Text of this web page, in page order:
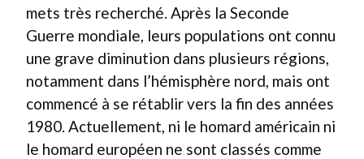
mets très recherché. Après la Seconde
Guerre mondiale, leurs populations ont connu
une grave diminution dans plusieurs régions,
notamment dans l’hémisphère nord, mais ont
commencé à se rétablir vers la fin des années
1980. Actuellement, ni le homard américain ni
le homard européen ne sont classés comme